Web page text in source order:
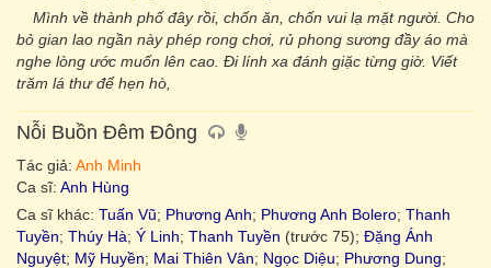
Mình về thành phố đây rồi, chốn ăn, chốn vui lạ mặt người. Cho
bỏ gian lao ngần này phép rong chơi, rủ phong sương đầy áo mà
nghe lòng ước muốn lên cao. Đi lính xa đánh giặc từng giờ. Viết
trăm lá thư để hẹn hò,
Nỗi Buồn Đêm Đông
Tác giả: Anh Minh
Ca sĩ: Anh Hùng
Ca sĩ khác: Tuấn Vũ; Phương Anh; Phương Anh Bolero; Thanh
Tuyền; Thúy Hà; Ý Linh; Thanh Tuyền (trước 75); Đặng Ánh
Nguyệt; Mỹ Huyền; Mai Thiên Vân; Ngọc Diệu; Phương Dung;